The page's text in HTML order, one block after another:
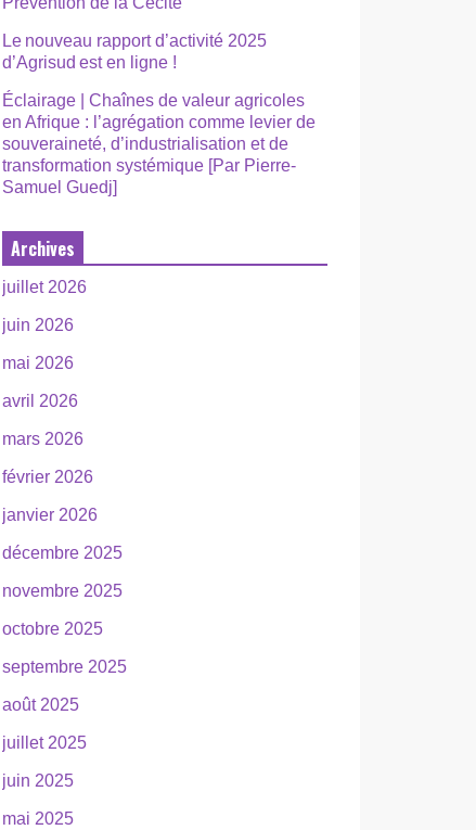
Le nouveau rapport d’activité 2025
d’Agrisud est en ligne !
Éclairage | Chaînes de valeur agricoles
en Afrique : l’agrégation comme levier de
souveraineté, d’industrialisation et de
transformation systémique [Par Pierre-
Samuel Guedj]
Archives
juillet 2026
juin 2026
mai 2026
avril 2026
mars 2026
février 2026
janvier 2026
décembre 2025
novembre 2025
octobre 2025
septembre 2025
août 2025
juillet 2025
juin 2025
mai 2025